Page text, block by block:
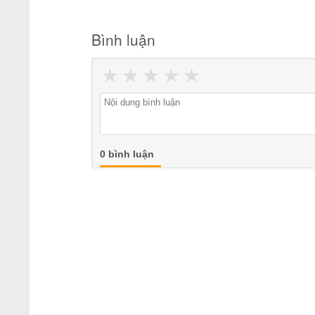
Bình luận
★
★
★
★
★
0 bình luận